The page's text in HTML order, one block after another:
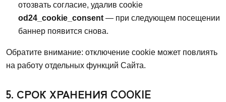
отозвать согласие, удалив cookie
od24_cookie_consent — при следующем посещении
баннер появится снова.
Обратите внимание: отключение cookie может повлиять
на работу отдельных функций Сайта.
5. СРОК ХРАНЕНИЯ COOKIE